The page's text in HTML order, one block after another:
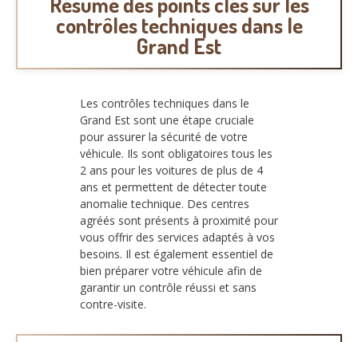
contrôles techniques dans le
Grand Est
Les contrôles techniques dans le
Grand Est sont une étape cruciale
pour assurer la sécurité de votre
véhicule. Ils sont obligatoires tous les
2 ans pour les voitures de plus de 4
ans et permettent de détecter toute
anomalie technique. Des centres
agréés sont présents à proximité pour
vous offrir des services adaptés à vos
besoins. Il est également essentiel de
bien préparer votre véhicule afin de
garantir un contrôle réussi et sans
contre-visite.